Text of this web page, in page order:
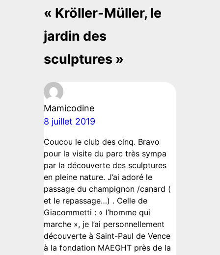
« Kröller-Müller, le
jardin des
sculptures »
Mamicodine
8 juillet 2019
Coucou le club des cinq. Bravo
pour la visite du parc très sympa
par la découverte des sculptures
en pleine nature. J’ai adoré le
passage du champignon /canard (
et le repassage…) . Celle de
Giacommetti : « l’homme qui
marche », je l’ai personnellement
découverte à Saint-Paul de Vence
à la fondation MAEGHT près de la